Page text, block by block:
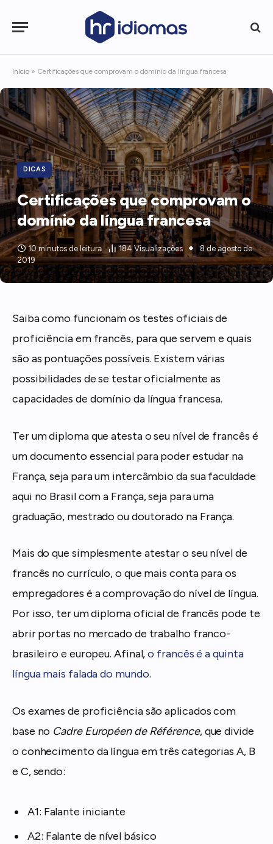
Início » Certificações que comprovam o domínio da língua francesa
DICAS
Certificações que comprovam o
domínio da língua francesa
10 minutos de leitura 184 Visualizações
8 de agosto de
2019
Saiba como funcionam os testes oficiais de
proficiência em francês, para que servem e quais
são as pontuações possíveis. Existem várias
possibilidades de se testar oficialmente as
capacidades de domínio da língua francesa.
Ter um diploma que atesta o seu nível de francês é
um documento essencial para poder estudar na
França, seja para um intercâmbio da sua faculdade
aqui no Brasil com a França, seja para uma
graduação, mestrado ou doutorado na França.
Mais do que simplesmente atestar o seu nível de
francês no currículo, o que mais conta para os
empregadores é a comprovação do nível de língua.
Por isso, ter um diploma oficial de francês pode te
abrir portas no mercado de trabalho franco-
brasileiro e europeu. Afinal,o francês é a quinta
língua mais falada do mundo.
Os exames de proficiência são aplicados com
base no Cadre Européen de Référence, que divide
o conhecimento da língua em três categorias A, B
e C, sendo:
A1: Falante iniciante
A2: Falante de nível básico